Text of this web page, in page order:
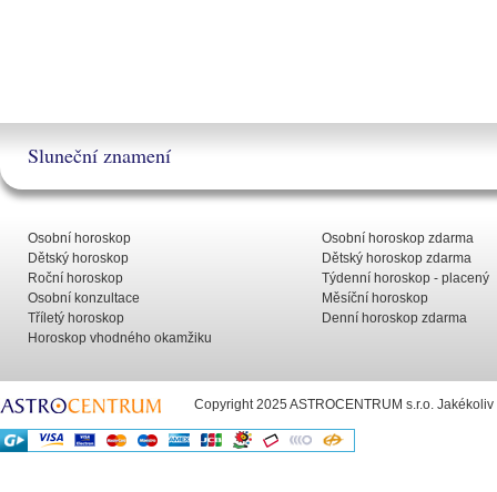
Sluneční znamení
Osobní horoskop
Dětský horoskop
Roční horoskop
Osobní konzultace
Tříletý horoskop
Horoskop vhodného okamžiku
Osobní horoskop zdarma
Dětský horoskop zdarma
Týdenní horoskop - placený
Měsíční horoskop
Denní horoskop zdarma
Copyright 2025 ASTROCENTRUM s.r.o.